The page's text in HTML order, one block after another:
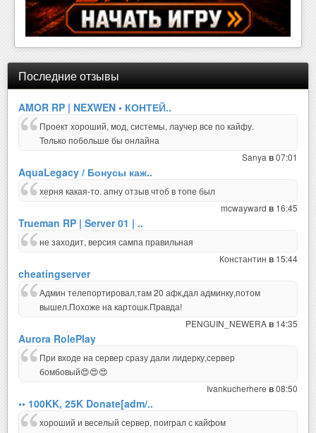
Последние отзывы
AMOR RP | NEXWEN • КОНТЕЙ..
Проект хороший, мод, системы, лаучер все по кайфу.
Только побольше бы онлайна
Sanya в07:01
AquaLegacy / Бонусы каж..
херня какая-то. апну отзыв чтоб в топе был
mcwayward в 16:45
Trueman RP | Server 01 | ..
не заходит, версия сампа правильная
Константин в 15:44
cheatingserver
Админ телепортировал,там 20 афк,дал админку,потом
вышел.Похоже на картошк.Правда!
PENGUIN_NEWERAв 14:35
Aurora RolePlay
При входе на сервер сразу дали лидерку,сервер
бомбовый😍😍😍
Ivankucherhere в08:50
•• 100KK, 25K Donate[adm/..
хороший и веселый сервер, поиграл с кайфом